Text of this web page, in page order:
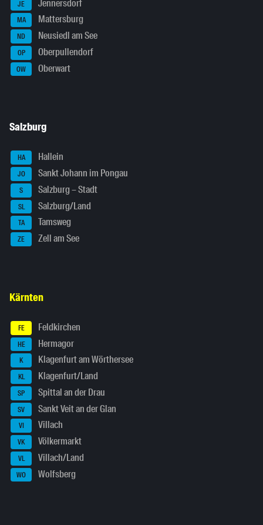
JE Jennersdorf
MA Mattersburg
ND Neusiedl am See
OP Oberpullendorf
OW Oberwart
Salzburg
HA Hallein
JO Sankt Johann im Pongau
S Salzburg – Stadt
SL Salzburg/Land
TA Tamsweg
ZE Zell am See
Kärnten
FE Feldkirchen
HE Hermagor
K Klagenfurt am Wörthersee
KL Klagenfurt/Land
SP Spittal an der Drau
SV Sankt Veit an der Glan
VI Villach
VK Völkermarkt
VL Villach/Land
WO Wolfsberg